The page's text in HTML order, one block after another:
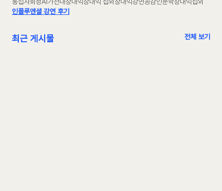
통섭사회성AI가천대장대익장대익 섭외장대익강연공감인문학장대익섭외
인플루엔셜 강연 후기
최근 게시물 전체 보기